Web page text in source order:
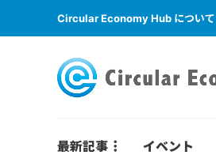
Circular Economy Hub について
最新記事 イベント